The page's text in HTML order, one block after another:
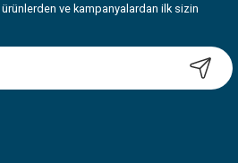
ve kampanyalardan ilk sizin